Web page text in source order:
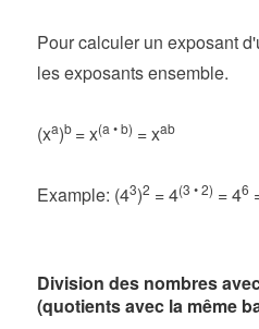
Pour calculer un exposant
les exposants ensemble.
(xa)b = x(a • b) = xab
Example: (43)2 = 4(3 • 2) = 46
Division des nombres
(quotients avec la même